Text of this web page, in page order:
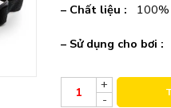
– Chất liệu :
– Sử dụng cho bơi :
+
-